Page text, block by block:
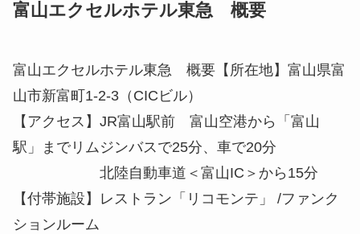
富山エクセルホテル東急 概要
富山エクセルホテル東急 概要【所在地】富山県富
山市新富町1-2-3（CICビル）
【アクセス】JR富山駅前 富山空港から「富山
駅」までリムジンバスで25分、車で20分
北陸自動車道＜富山IC＞から15分
【付帯施設】レストラン「リコモンテ」 /ファンク
ションルーム